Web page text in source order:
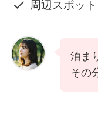
周辺スポッ
泊ま
その